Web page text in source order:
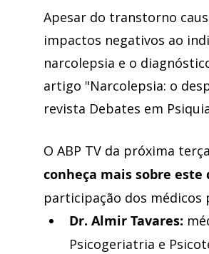
Apesar do transtorno
impactos negativos ao
narcolepsia e o
artigo "Narcolepsia: o
revista Debates em
O ABP TV da próxima
conheça mais sobre
participação dos médicos
Dr. Almir Tavares:
Psicogeriatria e